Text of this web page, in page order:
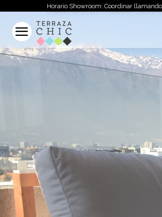
Coordinar llamando al +56 9 9278 5810